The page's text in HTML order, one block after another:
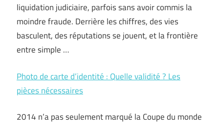
liquidation judiciaire, parfois sans avoir commis la
moindre fraude. Derrière les chiffres, des vies
basculent, des réputations se jouent, et la frontière
entre simple …
Photo de carte d’identité : Quelle validité ? Les
pièces nécessaires
2014 n’a pas seulement marqué la Coupe du monde